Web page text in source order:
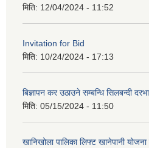
मिति: 12/04/2024 - 11:52
Invitation for Bid
मिति: 10/24/2024 - 17:13
बिज्ञापन कर उठाउने सम्बन्धि सिलबन्दी
मिति: 05/15/2024 - 11:50
खानिखोला पालिका लिफ्ट खानेपानी